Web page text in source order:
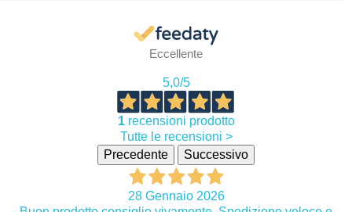
Eccellente
5,0/5
1recensioni prodotto
Tutte le recensioni >
Precedente
Successivo
28 Gennaio 2026